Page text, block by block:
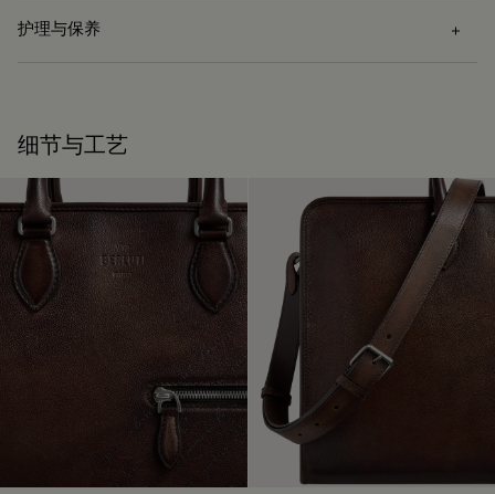
棉/亚麻衬里
92% 的关键原材料已经通过了最严格的认证标准。
探寻材质本源
包装
Berluti 优先采用环保包装，不含原始化石塑料，全都使用可持
续和回收材料制成。
我们的匠心承诺
护理与保养
Venezia柔软皮革的护理需先使用软布去除污渍，再涂上透明的
皮革护理蜡以滋养和保护皮革。然后用抛光手套用力擦拭以充
分恢复皮革的原有光泽。
领略悉心呵护的仪式感
可修复性
承袭创始人Alessandro Berluti兼具制靴与修鞋的匠艺传承，
Berluti自诞生之初便秉持循环理念，悉心为顾客提供养护与修
复服务，令每件作品的生命得以延续。 无论是鞋履、皮具，还
是成衣，我们的工坊皆提供多样化的修复与保养服务，令每件
细节与工艺